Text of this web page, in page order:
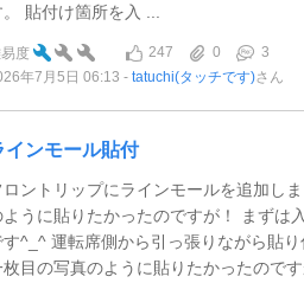
貼付け箇所を入 ...
度 247 0
3
年7月5日 06:13
tatuchi(タッチです)さん
インモール貼付
ロントリップにラインモールを追加し
ように貼りたかったのですが！ まずは
す^_^ 運転席側から引っ張りながら貼り
枚目の写真のように貼りたかったので